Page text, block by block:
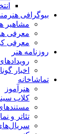
بیوگرافی
مشاهیر
معرفی
معرفی
روزنامه هنر
اخبار
تماشاخانه
هنرآموز
کلاب
تئاتر و